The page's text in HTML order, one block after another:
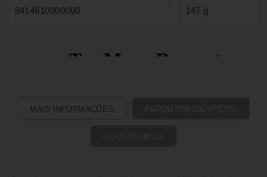
8414610000000 147 g
MAIS INFORMAÇÕES